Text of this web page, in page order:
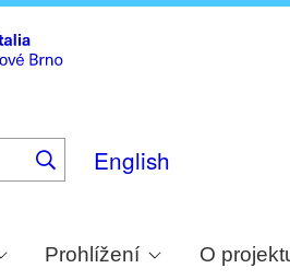
English
Prohlížení O